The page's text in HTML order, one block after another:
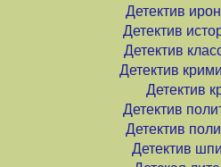
Детектив
Детектив
Детектив
Детектив
Детектив
Детектив
Детектив
Детектив